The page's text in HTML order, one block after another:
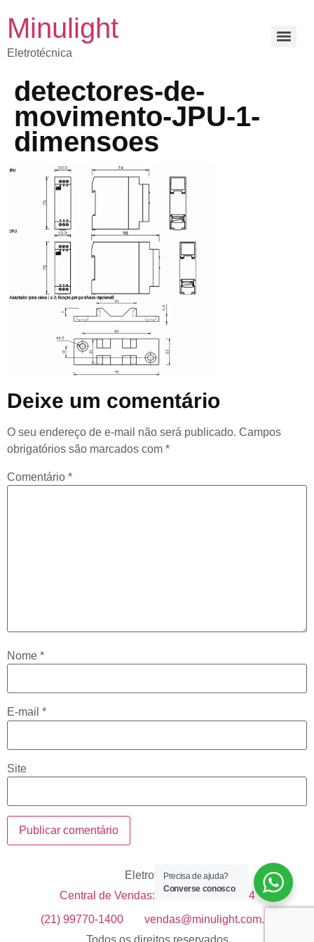
Minulight
Eletrotécnica
detectores-de-
movimento-JPU-1-
dimensoes
Deixe um comentário
O seu endereço de e-mail não será publicado. Campos
obrigatórios são marcados com *
Comentário *
Nome *
E-mail *
Site
Eletrotécnica
Central de Vendas: +55 21 99633-1514
(21) 99770-1400
vendas@minulight.com.br
Todos os direitos reservados
Precisa de ajuda?
Converse conosco